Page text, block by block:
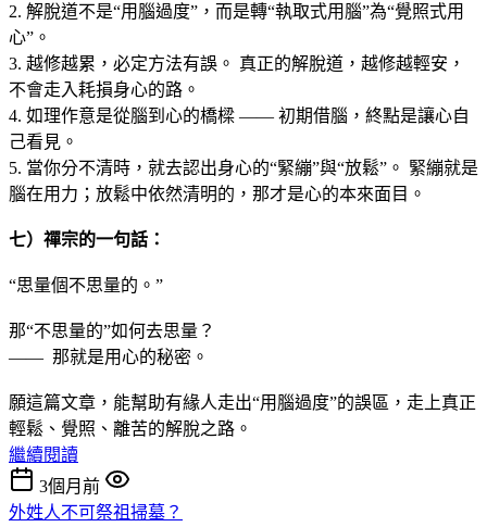
2. 解脫道不是“用腦過度”，而是轉“執取式用腦”為“覺照式用
心”。
3. 越修越累，必定方法有誤。 真正的解脫道，越修越輕安，
不會走入耗損身心的路。
4. 如理作意是從腦到心的橋樑 —— 初期借腦，終點是讓心自
己看見。
5. 當你分不清時，就去認出身心的“緊繃”與“放鬆”。 緊繃就是
腦在用力；放鬆中依然清明的，那才是心的本來面目。
七）禪宗的一句話：
“思量個不思量的。”
那“不思量的”如何去思量？
—— 那就是用心的秘密。
願這篇文章，能幫助有緣人走出“用腦過度”的誤區，走上真正
輕鬆、覺照、離苦的解脫之路。
繼續閱讀
3個月前
外姓人不可祭祖掃墓？